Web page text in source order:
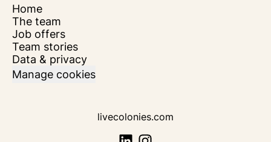
Home
The team
Job offers
Team stories
Data & privacy
Manage cookies
livecolonies.com